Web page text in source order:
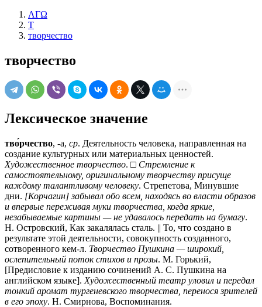
ΛΓΩ
Т
творчество
творчество
Лексическое значение
тво́рчество, -а, ср. Деятельность человека, направленная на
создание культурных или материальных ценностей.
Художественное творчество. □ Стремление к
самостоятельному, оригинальному творчеству присуще
каждому талантливому человеку. Стрепетова, Минувшие
дни. [Корчагин] забывал обо всем, находясь во власти образов
и впервые переживая муки творчества, когда яркие,
незабываемые картины — не удавалось передать на бумагу.
Н. Островский, Как закалялась сталь. || То, что создано в
результате этой деятельности, совокупность созданного,
сотворенного кем-л. Творчество Пушкина — широкий,
ослепительный поток стихов и прозы. М. Горький,
[Предисловие к изданию сочинений А. С. Пушкина на
английском языке]. Художественный театр уловил и передал
тонкий аромат тургеневского творчества, перенося зрителей
в его эпоху. Н. Смирнова, Воспоминания.